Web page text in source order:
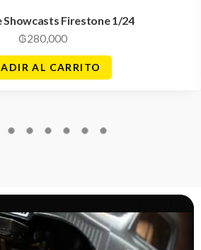
Showcasts Firestone 1/24
₲280,000
AL CARRITO